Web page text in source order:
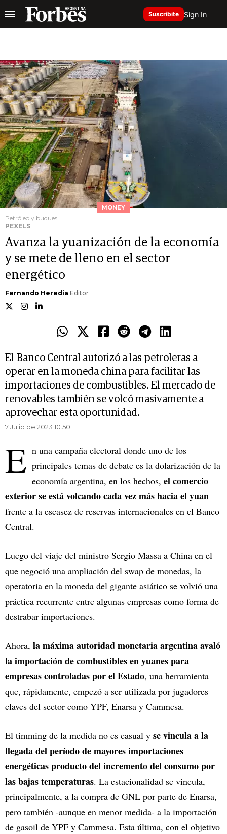
Suscribite Sign In
MONEY
Petróleo y buques
PEXELS
Avanza la yuanización de la economía
y se mete de lleno en el sector
energético
Fernando Heredia Editor
El Banco Central autorizó a las petroleras a
operar en la moneda china para facilitar las
importaciones de combustibles. El mercado de
renovables también se volcó masivamente a
aprovechar esta oportunidad.
7 Julio de 2023 10.50
E n una campaña electoral donde uno de los
principales temas de debate es la dolarización de la
economía argentina, en los hechos, el comercio
exterior se está volcando cada vez más hacia el yuan
frente a la escasez de reservas internacionales en el Banco
Central.
Luego del viaje del ministro Sergio Massa a China en el
que negoció una ampliación del swap de monedas, la
operatoria en la moneda del gigante asiático se volvió una
práctica recurrente entre algunas empresas como forma de
destrabar importaciones.
Ahora, la máxima autoridad monetaria argentina avaló
la importación de combustibles en yuanes para
empresas controladas por el Estado, una herramienta
que, rápidamente, empezó a ser utilizada por jugadores
claves del sector como YPF, Enarsa y Cammesa.
El timming de la medida no es casual y se vincula a la
llegada del período de mayores importaciones
energéticas producto del incremento del consumo por
las bajas temperaturas. La estacionalidad se vincula,
principalmente, a la compra de GNL por parte de Enarsa,
pero también -aunque en menor medida- a la importación
de gasoil de YPF y Cammesa. Esta última, con el objetivo